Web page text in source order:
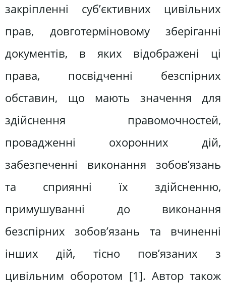
закріпленні суб’єктивних цивільних
прав, довготерміновому зберіганні
документів, в яких відображені ці
права, посвідченні безспірних
обставин, що мають значення для
здійснення правомочностей,
провадженні охоронних дій,
забезпеченні виконання зобов’язань
та сприянні їх здійсненню,
примушуванні до виконання
безспірних зобов’язань та вчиненні
інших дій, тісно пов’язаних з
цивільним оборотом [1]. Автор також